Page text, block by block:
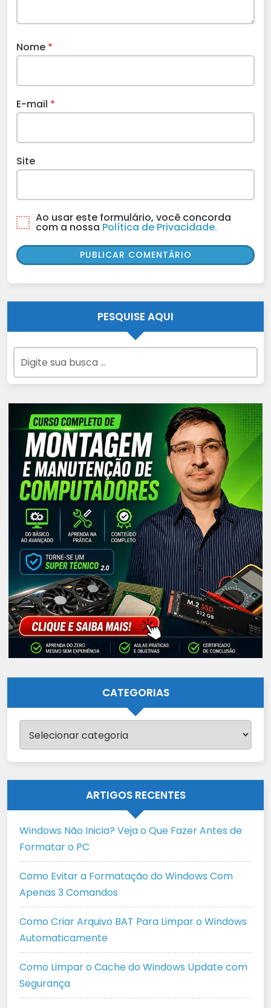
Nome *
E-mail *
Site
Ao usar este formulário, você concorda
com a nossa Política de Privacidade.
PESQUISE AQUI
CATEGORIAS
ARTIGOS RECENTES
Windows Não Inicia? Veja o Que Fazer Antes de
Formatar o PC
Como Evitar a Formatação do Windows Com
Apenas 3 Comandos
Como Criar Arquivo BAT Para Limpar o Windows
Automaticamente
Como Limpar o Cache do Windows Update com
Segurança